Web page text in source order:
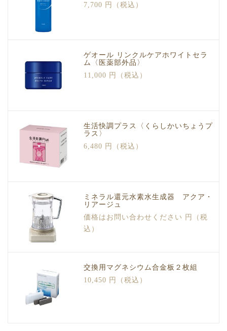
7,700 円（税込）
ゲオール リンクルケアホワイトセラ
ム〈医薬部外品〉
11,000 円（税込）
生活快調プラス〈くらしかいちょうプ
ラス〉
6,480 円（税込）
ミネラル還元水素水生成器 アクア・
リアージュ
価格はお問い合わせください 円（税
込）
交換用マグネシウム合金板２枚組
10,450 円（税込）